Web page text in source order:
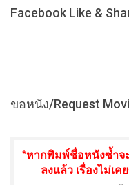
Facebook Like &
ขอหนัง/Request